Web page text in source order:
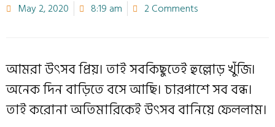
May 2, 2020 8:19 am 2 Comments
আমরা উৎসব প্রিয়। তাই সবকিছুতেই হুল্লোড় খুঁজি।
অনেক দিন বাড়িতে বসে আছি। চারপাশে সব বন্ধ।
তাই করোনা অতিমারিকেই উৎসব বানিয়ে ফেললাম।